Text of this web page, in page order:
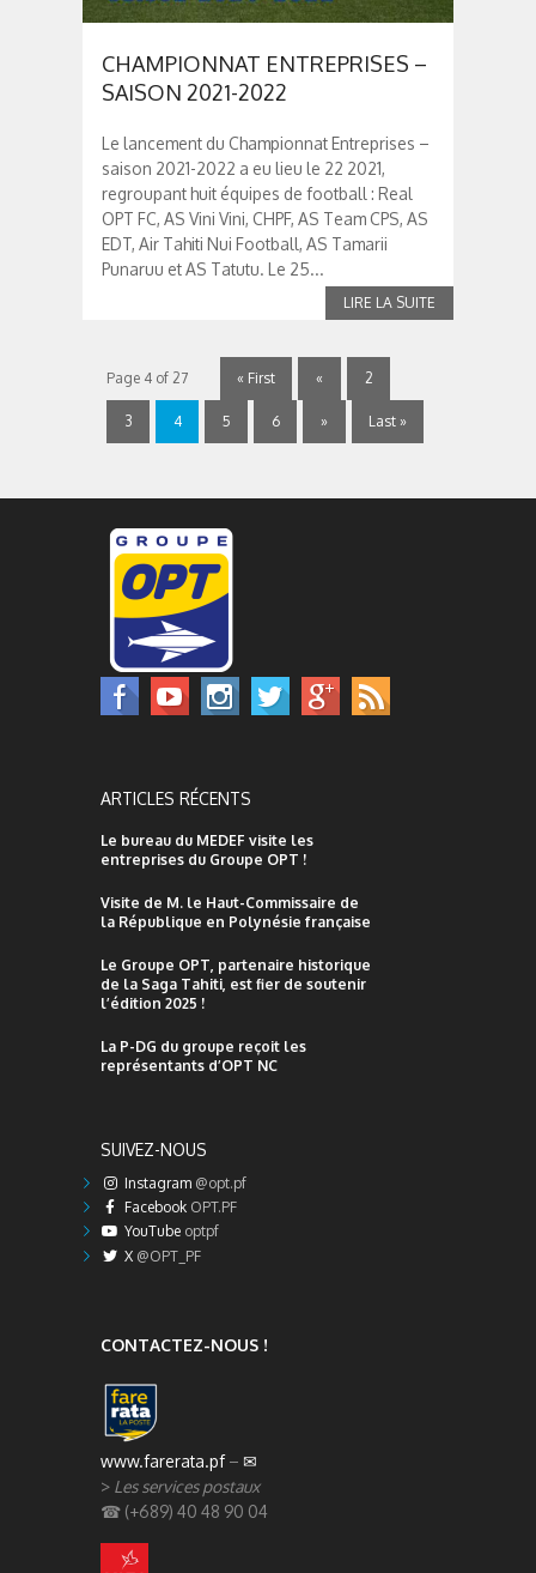
CHAMPIONNAT ENTREPRISES –
SAISON 2021-2022
Le lancement du Championnat Entreprises –
saison 2021-2022 a eu lieu le 22 2021,
regroupant huit équipes de football : Real
OPT FC, AS Vini Vini, CHPF, AS Team CPS, AS
EDT, Air Tahiti Nui Football, AS Tamarii
Punaruu et AS Tatutu. Le 25...
Page 4 of 27 « First « 2
3 4 5 6 » Last »
ARTICLES RÉCENTS
Le bureau du MEDEF visite les
entreprises du Groupe OPT !
Visite de M. le Haut-Commissaire de
la République en Polynésie française
Le Groupe OPT, partenaire historique
de la Saga Tahiti, est fier de soutenir
l’édition 2025 !
La P-DG du groupe reçoit les
représentants d’OPT NC
SUIVEZ-NOUS
Instagram @opt.pf
Facebook OPT.PF
YouTube optpf
X @OPT_PF
CONTACTEZ-NOUS !
www.farerata.pf– ✉
> Les services postaux
☎ (+689) 40 48 90 04